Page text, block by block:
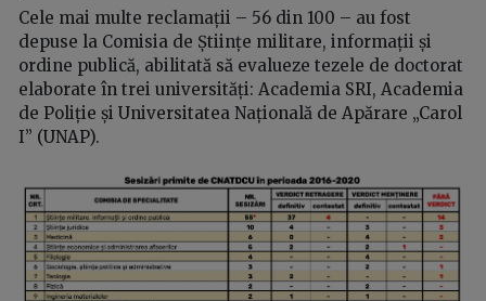
Cele mai multe reclamații – 56 din 100 – au fost
depuse la Comisia de Științe militare, informații și
ordine publică, abilitată să evalueze tezele de doctorat
elaborate în trei universități: Academia SRI, Academia
de Poliție și Universitatea Națională de Apărare „Carol
I” (UNAP).